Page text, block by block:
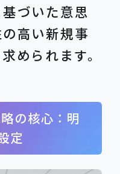
づいた意思
高い新規事
められます。
の核心：明
定